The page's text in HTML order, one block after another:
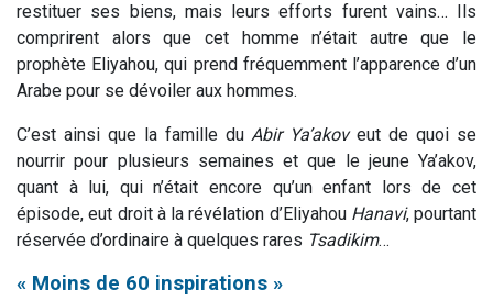
restituer ses biens, mais leurs efforts furent vains… Ils
comprirent alors que cet homme n’était autre que le
prophète Eliyahou, qui prend fréquemment l’apparence d’un
Arabe pour se dévoiler aux hommes.
C’est ainsi que la famille duAbir Ya’akoveut de quoi se
nourrir pour plusieurs semaines et que le jeune Ya’akov,
quant à lui, qui n’était encore qu’un enfant lors de cet
épisode, eut droit à la révélation d’Eliyahou Hanavi, pourtant
réservée d’ordinaire à quelques rares Tsadikim…
« Moins de 60 inspirations »